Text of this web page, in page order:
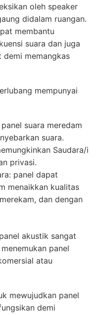
oleh speaker
didalam ruangan.
membantu
suara dan juga
memangkas
mempunyai
suara meredam
suara.
Saudara/i
privasi.
panel dapat
menaikkan kualitas
dan dengan
akustik sangat
panel
atau
mewujudkan panel
demi